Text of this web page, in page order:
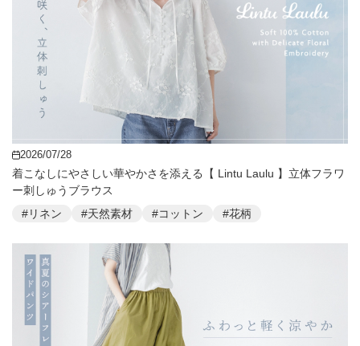
2026/07/28
着こなしにやさしい華やかさを添える【 Lintu Laulu 】立体フラワ
ー刺しゅうブラウス
#リネン
#天然素材 #コットン #花柄